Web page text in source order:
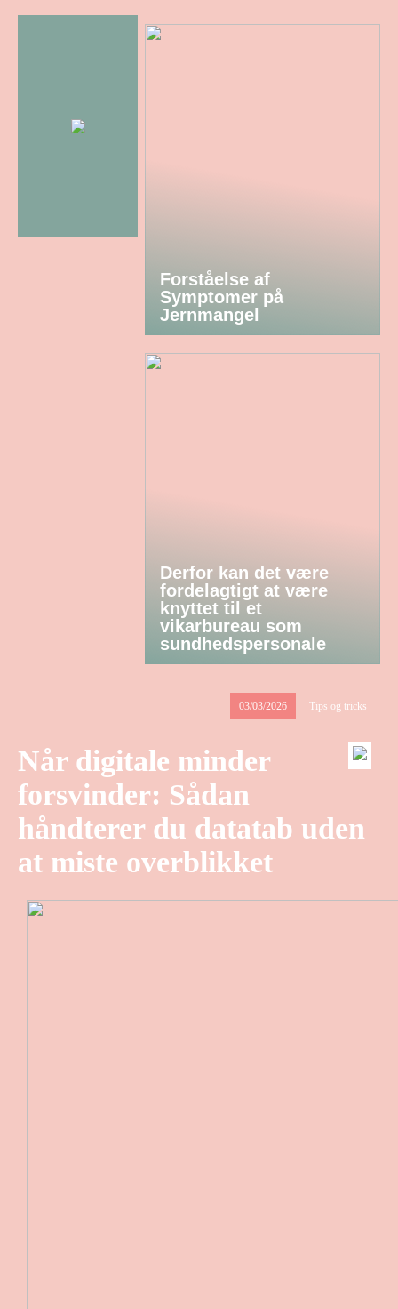
Forståelse af
Symptomer på
Jernmangel
Derfor kan det være
fordelagtigt at være
knyttet til et
vikarbureau som
sundhedspersonale
03/03/2026 Tips og tricks
Når digitale minder
forsvinder: Sådan
håndterer du datatab uden
at miste overblikket